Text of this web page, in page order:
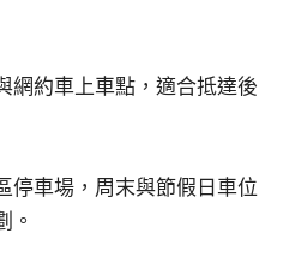
網約車上車點，適合抵達後
停車場，周末與節假日車位
。